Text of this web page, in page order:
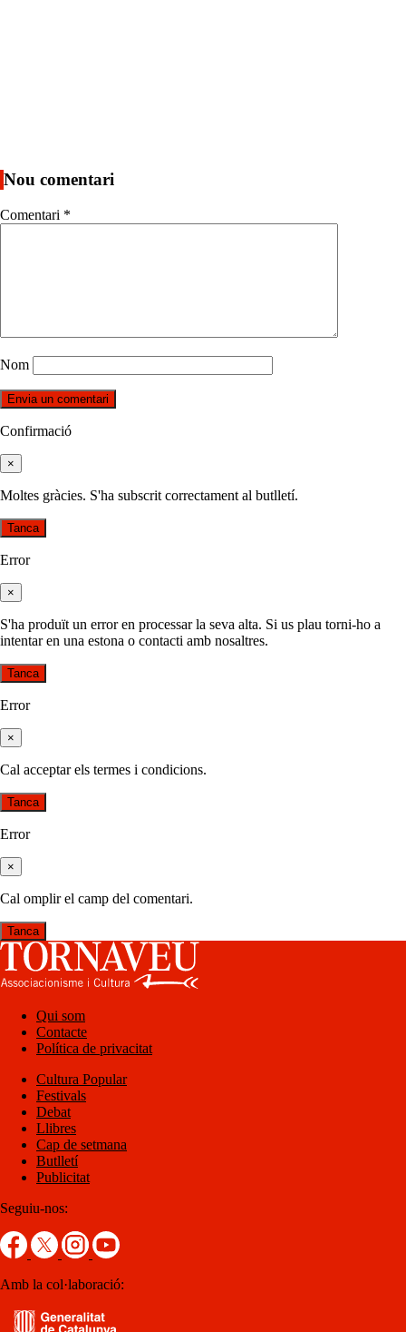
Nou comentari
Comentari *
Nom
Confirmació
×
Moltes gràcies. S'ha subscrit correctament al butlletí.
Tanca
Error
×
S'ha produït un error en processar la seva alta. Si us plau torni-ho a
intentar en una estona o contacti amb nosaltres.
Tanca
Error
×
Cal acceptar els termes i condicions.
Tanca
Error
×
Cal omplir el camp del comentari.
Tanca
Qui som
Contacte
Política de privacitat
Cultura Popular
Festivals
Debat
Llibres
Cap de setmana
Butlletí
Publicitat
Seguiu-nos:
Amb la col·laboració: